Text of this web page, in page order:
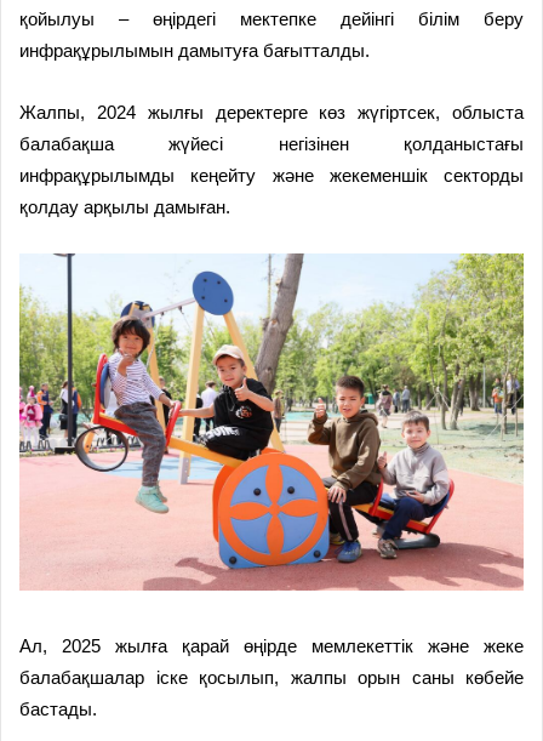
қойылуы – өңірдегі мектепке дейінгі білім беру
инфрақұрылымын дамытуға бағытталды.
Жалпы, 2024 жылғы деректерге көз жүгіртсек, облыста
балабақша жүйесі негізінен қолданыстағы
инфрақұрылымды кеңейту және жекеменшік секторды
қолдау арқылы дамыған.
Ал, 2025 жылға қарай өңірде мемлекеттік және жеке
балабақшалар іске қосылып, жалпы орын саны көбейе
бастады.